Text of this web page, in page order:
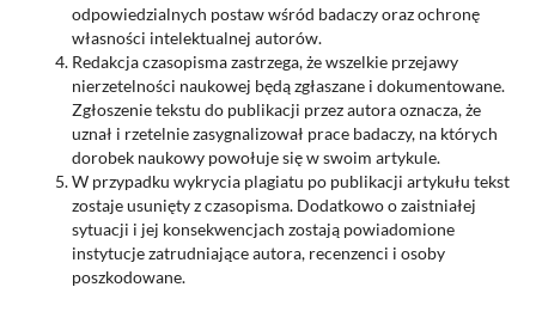
odpowiedzialnych postaw wśród badaczy oraz ochronę
własności intelektualnej autorów.
Redakcja czasopisma zastrzega, że wszelkie przejawy
nierzetelności naukowej będą zgłaszane i dokumentowane.
Zgłoszenie tekstu do publikacji przez autora oznacza, że
uznał i rzetelnie zasygnalizował prace badaczy, na których
dorobek naukowy powołuje się w swoim artykule.
W przypadku wykrycia plagiatu po publikacji artykułu tekst
zostaje usunięty z czasopisma. Dodatkowo o zaistniałej
sytuacji i jej konsekwencjach zostają powiadomione
instytucje zatrudniające autora, recenzenci i osoby
poszkodowane.